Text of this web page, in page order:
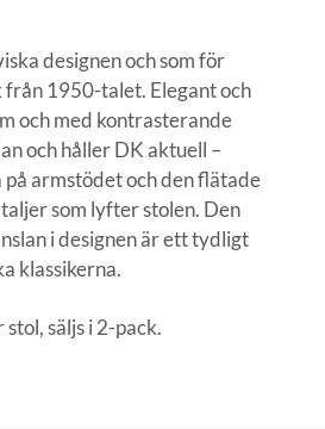
designen och som för
1950-talet. Elegant och
och med kontrasterande
och håller DK aktuell –
armstödet och den flätade
som lyfter stolen. Den
i designen är ett tydligt
klassikerna.
säljs i 2-pack.